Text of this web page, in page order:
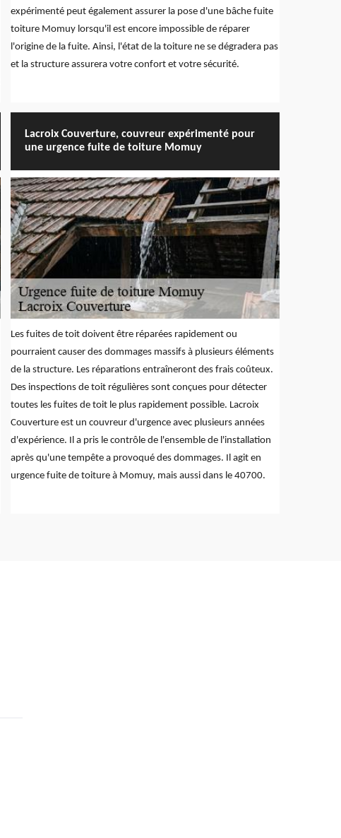
expérimenté peut également assurer la pose d'une bâche fuite
toiture Momuy lorsqu'il est encore impossible de réparer
l'origine de la fuite. Ainsi, l'état de la toiture ne se dégradera pas
et la structure assurera votre confort et votre sécurité.
Lacroix Couverture, couvreur expérimenté pour
une urgence fuite de toiture Momuy
Les fuites de toit doivent être réparées rapidement ou
pourraient causer des dommages massifs à plusieurs éléments
de la structure. Les réparations entraîneront des frais coûteux.
Des inspections de toit régulières sont conçues pour détecter
toutes les fuites de toit le plus rapidement possible. Lacroix
Couverture est un couvreur d'urgence avec plusieurs années
d'expérience. Il a pris le contrôle de l'ensemble de l'installation
après qu'une tempête a provoqué des dommages. Il agit en
urgence fuite de toiture à Momuy, mais aussi dans le 40700.